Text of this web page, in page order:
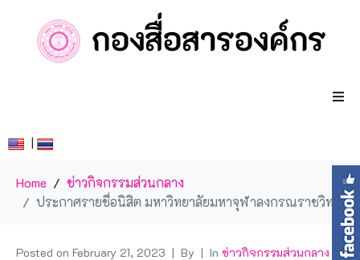
|
Home
ข่าวกิจกรรมส่วนกลาง
ประกาศรายชื่อนิสิต มหาวิทยาลัยมหาจุฬาลงกรณราชวิทยาลัย ผู้ได้รับการคัดเลือกให้เข้ารับทุนการศึกษา “พระราชธรรมานุสิฐ”
Posted on February 21, 2023 By In ข่าวกิจกรรมส่วนกลาง